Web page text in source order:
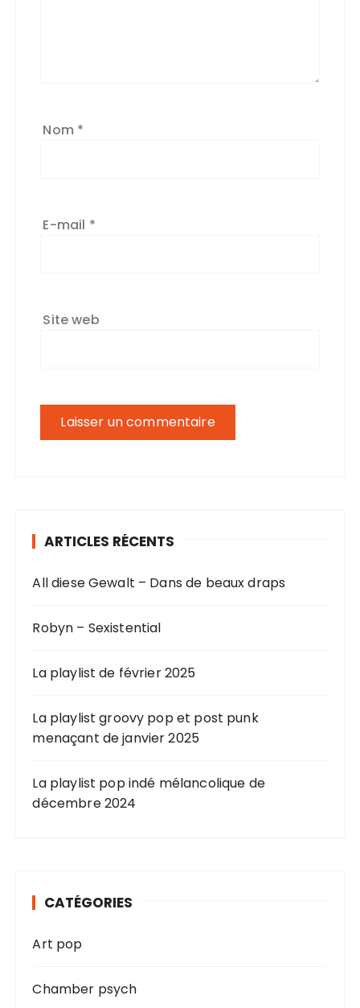
Nom *
E-mail *
Site web
ARTICLES RÉCENTS
All diese Gewalt – Dans de beaux draps
Robyn – Sexistential
La playlist de février 2025
La playlist groovy pop et post punk
menaçant de janvier 2025
La playlist pop indé mélancolique de
décembre 2024
CATÉGORIES
Art pop
Chamber psych